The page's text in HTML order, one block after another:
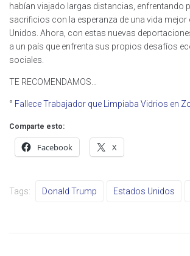
habían viajado largas distancias, enfrentando
sacrificios con la esperanza de una vida mejor
Unidos. Ahora, con estas nuevas
a un país que enfrenta sus propios desafíos
sociales.
TE RECOMENDAMOS…
° Fallece Trabajador que Limpiaba Vidrios en
Comparte esto:
Facebook X
Tags: Donald Trump Estados Unidos